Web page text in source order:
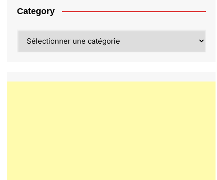
Category